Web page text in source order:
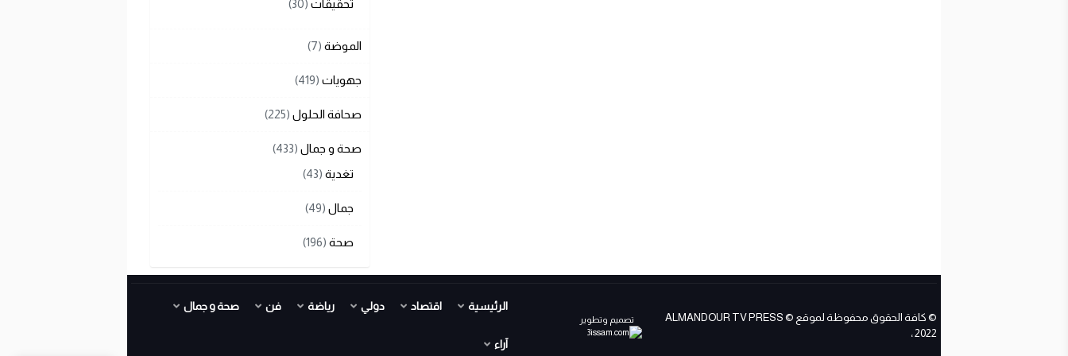
تحقيقات (30)
الموضة (7)
جهويات (419)
صحافة الحلول (225)
صحة و جمال (433)
تغدية (43)
جمال (49)
صحة (196)
© كافة الحقوق محفوظة لموقع ALMANDOUR TV PRESS ©
2022 ،
تصميم وتطوير
الرئيسية اقتصاد دولي رياضة فن صحة و جمال
آراء